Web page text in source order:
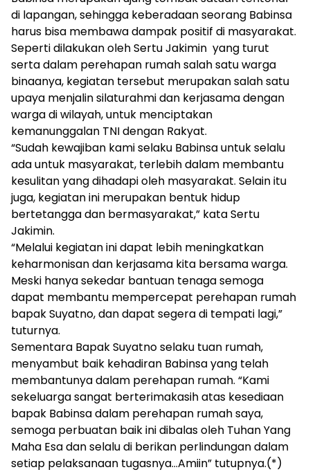
di lapangan, sehingga keberadaan seorang Babinsa
harus bisa membawa dampak positif di masyarakat.
Seperti dilakukan oleh Sertu Jakimin yang turut
serta dalam perehapan rumah salah satu warga
binaanya, kegiatan tersebut merupakan salah satu
upaya menjalin silaturahmi dan kerjasama dengan
warga di wilayah, untuk menciptakan
kemanunggalan TNI dengan Rakyat.
“Sudah kewajiban kami selaku Babinsa untuk selalu
ada untuk masyarakat, terlebih dalam membantu
kesulitan yang dihadapi oleh masyarakat. Selain itu
juga, kegiatan ini merupakan bentuk hidup
bertetangga dan bermasyarakat,” kata Sertu
Jakimin.
“Melalui kegiatan ini dapat lebih meningkatkan
keharmonisan dan kerjasama kita bersama warga.
Meski hanya sekedar bantuan tenaga semoga
dapat membantu mempercepat perehapan rumah
bapak Suyatno, dan dapat segera di tempati lagi,”
tuturnya.
Sementara Bapak Suyatno selaku tuan rumah,
menyambut baik kehadiran Babinsa yang telah
membantunya dalam perehapan rumah. “Kami
sekeluarga sangat berterimakasih atas kesediaan
bapak Babinsa dalam perehapan rumah saya,
semoga perbuatan baik ini dibalas oleh Tuhan Yang
Maha Esa dan selalu di berikan perlindungan dalam
setiap pelaksanaan tugasnya…Amiin” tutupnya.(*)